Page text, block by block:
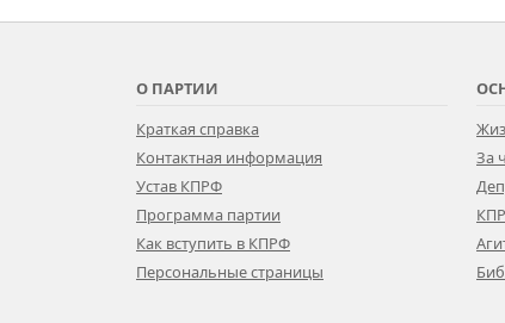
О ПАРТИИ
Краткая справка
Контактная информация
Устав КПРФ
Программа партии
Как вступить в КПРФ
Персональные страницы
За